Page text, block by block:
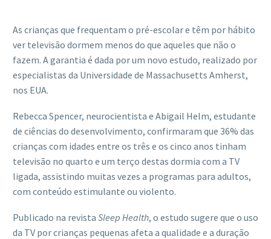
As crianças que frequentam o pré-escolar e têm por hábito
ver televisão dormem menos do que aqueles que não o
fazem. A garantia é dada por um novo estudo, realizado por
especialistas da Universidade de Massachusetts Amherst,
nos EUA.
Rebecca Spencer, neurocientista e Abigail Helm, estudante
de ciências do desenvolvimento, confirmaram que 36% das
crianças com idades entre os três e os cinco anos tinham
televisão no quarto e um terço destas dormia com a TV
ligada, assistindo muitas vezes a programas para adultos,
com conteúdo estimulante ou violento.
Publicado na revista Sleep Health, o estudo sugere que o uso
da TV por crianças pequenas afeta a qualidade e a duração